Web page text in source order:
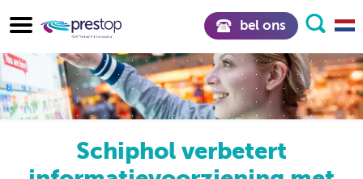
bel ons
Schiphol verbetert